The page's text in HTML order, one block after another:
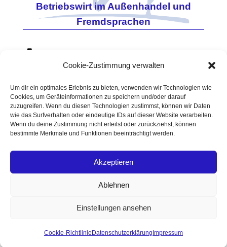
Cookie-Zustimmung verwalten
Um dir ein optimales Erlebnis zu bieten, verwenden wir Technologien wie
Cookies, um Geräteinformationen zu speichern und/oder darauf
zuzugreifen. Wenn du diesen Technologien zustimmst, können wir Daten
wie das Surfverhalten oder eindeutige IDs auf dieser Website verarbeiten.
Wenn du deine Zustimmung nicht erteilst oder zurückziehst, können
bestimmte Merkmale und Funktionen beeinträchtigt werden.
Akzeptieren
Ablehnen
Einstellungen ansehen
Cookie-Richtlinie Datenschutzerklärung Impressum
Betriebswirt im Außenhandel und
Fremdsprachen
06733 - 960114
Vino-Tec@t-online.de
https://www.vino-tec.de
ID-
Amtsgericht Mainz
90HRA 3460
Cookie-Richtlinie (EU)
Realized byLucksmith|© 2026 Copyright VINO TEC